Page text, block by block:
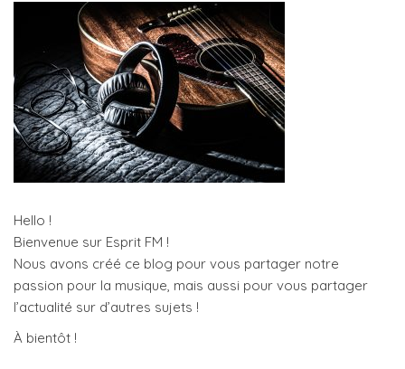
Hello !
Bienvenue sur Esprit FM !
Nous avons créé ce blog pour vous partager notre
passion pour la musique, mais aussi pour vous partager
l’actualité sur d’autres sujets !
À bientôt !